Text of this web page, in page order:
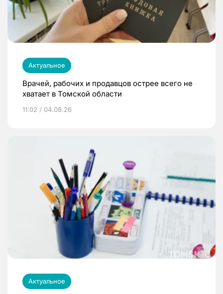
Актуальное
Врачей, рабочих и продавцов острее всего не
хватает в Томской области
11:02 / 04.08.26
Актуальное